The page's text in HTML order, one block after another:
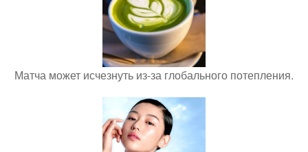
Матча может исчезнуть из-за глобального потепления.